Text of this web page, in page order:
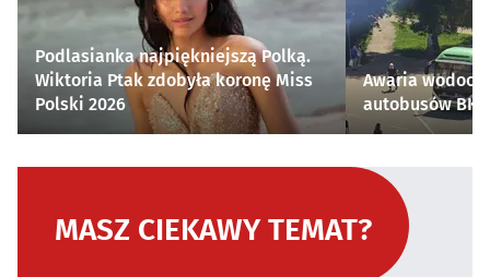
Podlasianka najpiękniejszą Polką.
Wiktoria Ptak zdobyła koronę Miss
Polski 2026
Awaria
autobusów
MASZ CIEKAWY TEMAT?